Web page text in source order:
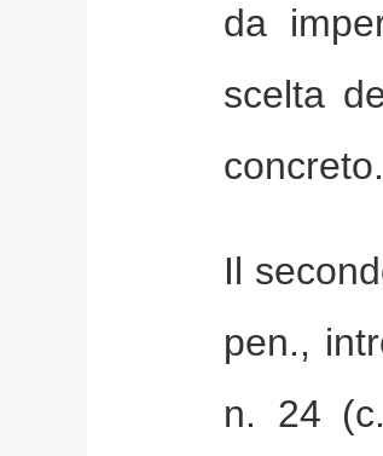
da
scelta
concreto.
Il
pen.,
n. 24